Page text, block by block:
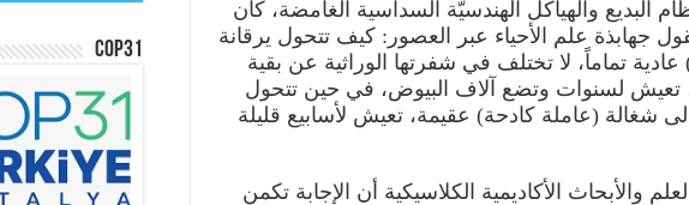
البديع والهياكل الهندسيّة السداسية الغامضة، كان
جهابذة علم الأحياء عبر العصور: كيف تتحول يرقانة
تماماً، لا تختلف في شفرتها الوراثية عن بقية
تعيش لسنوات وتضع آلاف البيوض، في حين تتحول
إلى شغالة (عاملة كادحة) عقيمة، تعيش لأسابيع قليلة
والأبحاث الأكاديمية الكلاسيكية أن الإجابة تكمن
COP31